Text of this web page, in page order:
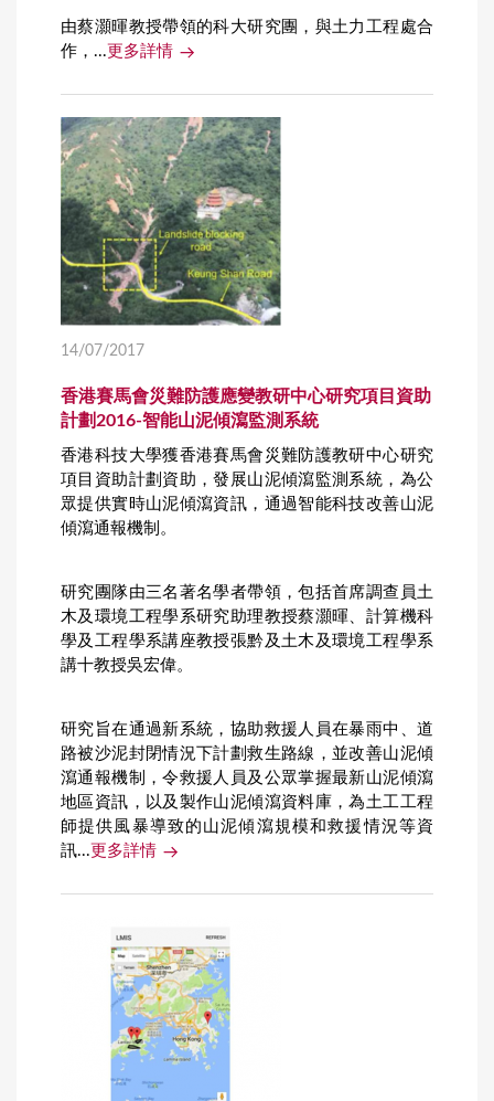
由蔡灝暉教授帶領的科大研究團，與土力工程處合
作，... 更多詳情
14/07/2017
香港賽馬會災難防護應變教研中心研究項目資助
計劃2016-智能山泥傾瀉監測系統
香港科技大學獲香港賽馬會災難防護教研中心研究
項目資助計劃資助，發展山泥傾瀉監測系統，為公
眾提供實時山泥傾瀉資訊，通過智能科技改善山泥
傾瀉通報機制。
研究團隊由三名著名學者帶領，包括首席調查員土
木及環境工程學系研究助理教授蔡灝暉、計算機科
學及工程學系講座教授張黔及土木及環境工程學系
講十教授吳宏偉。
研究旨在通過新系統，協助救援人員在暴雨中、道
路被沙泥封閉情況下計劃救生路線，並改善山泥傾
瀉通報機制，令救援人員及公眾掌握最新山泥傾瀉
地區資訊，以及製作山泥傾瀉資料庫，為土工工程
師提供風暴導致的山泥傾瀉規模和救援情況等資
訊... 更多詳情